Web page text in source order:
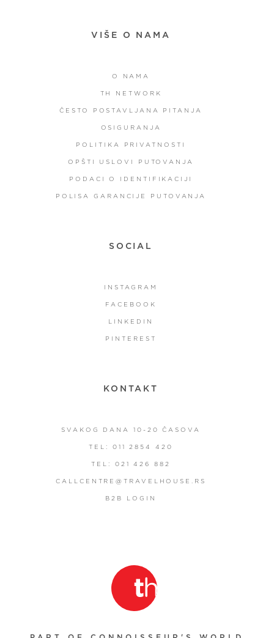
VIŠE O NAMA
O NAMA
TH NETWORK
ČESTO POSTAVLJANA PITANJA
OSIGURANJA
POLITIKA PRIVATNOSTI
OPŠTI USLOVI PUTOVANJA
PODACI O IDENTIFIKACIJI
POLISA GARANCIJE PUTOVANJA
SOCIAL
INSTAGRAM
FACEBOOK
LINKEDIN
PINTEREST
KONTAKT
SVAKOG DANA 10-20 ČASOVA
TEL: 011 2854 420
TEL: 021 426 882
CALLCENTRE@TRAVELHOUSE.RS
B2B LOGIN